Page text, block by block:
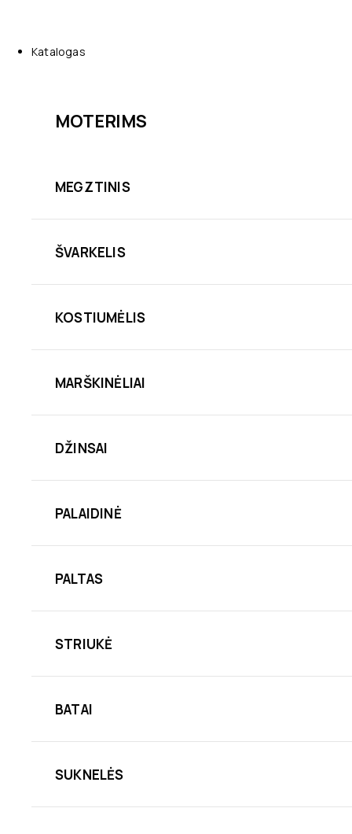
Katalogas
MOTERIMS
MEGZTINIS
ŠVARKELIS
KOSTIUMĖLIS
MARŠKINĖLIAI
DŽINSAI
PALAIDINĖ
PALTAS
STRIUKĖ
BATAI
SUKNELĖS